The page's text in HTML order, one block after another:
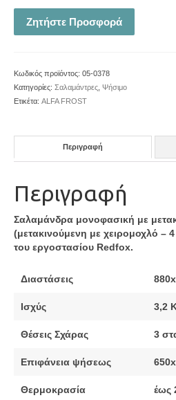
Ζητήστε Προσφορά
Κωδικός προϊόντος: 05-0378
Κατηγορίες: Σαλαμάντρες Ψήσιμο
Ετικέτα: ALFA FROST
Περιγραφή
Περιγραφή
Σαλαμάνδρα μονοφασική με
(μετακινούμενη με χειρομοχλό –
του εργοστασίου Redfox.
Διαστάσεις
Ισχύς 3,2
Θέσεις Σχάρας 3
Επιφάνεια ψήσεως
Θερμοκρασία έως